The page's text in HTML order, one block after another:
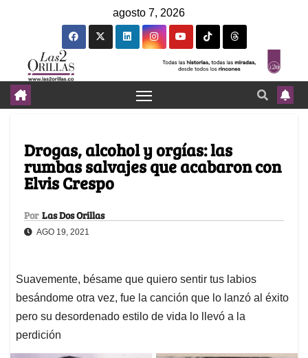
agosto 7, 2026
Drogas, alcohol y orgías: las
rumbas salvajes que acabaron con
Elvis Crespo
Por Las Dos Orillas
AGO 19, 2021
Suavemente, bésame que quiero sentir tus labios
besándome otra vez, fue la canción que lo lanzó al éxito
pero su desordenado estilo de vida lo llevó a la
perdición